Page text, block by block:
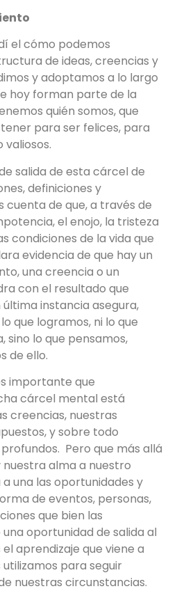
el cómo podemos
de ideas, creencias y
y adoptamos a lo largo
hoy forman parte de la
quién somos, que
para ser felices, para
valiosos.
salida de esta cárcel de
definiciones y
cuenta de que, a través de
el enojo, la tristeza
condiciones de la vida que
evidencia de que hay un
una creencia o un
con el resultado que
instancia asegura,
que logramos, ni lo que
sino lo que pensamos,
de ello.
importante que
cárcel mental está
creencias, nuestras
y sobre todo
Pero que más allá
nuestra alma a nuestro
una las oportunidades y
de eventos, personas,
que bien las
oportunidad de salida al
aprendizaje que viene a
para seguir
nuestras circunstancias.